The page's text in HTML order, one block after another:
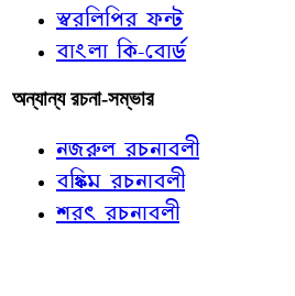
স্বরলিপির ফন্ট
বাংলা কি-বোর্ড
অন্যান্য রচনা-সম্ভার
নজরুল রচনাবলী
বঙ্কিম রচনাবলী
শরৎ রচনাবলী